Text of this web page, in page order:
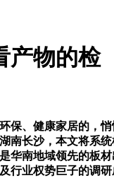
产物的检
、健康家居的，悄
南长沙，本文将系
华南地域领先的板
行业权势巨子的调